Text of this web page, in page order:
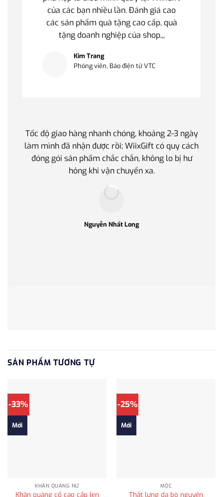
của các bạn nhiều lần. Đánh giá cao
các sản phẩm quà tặng cao cấp, quà
tặng doanh nghiệp của shop,,,
Kim Trang
Phóng viên, Báo điện tử VTC
Tốc độ giao hàng nhanh chóng, khoảng 2-3 ngày
làm mình đã nhận được rồi; WiixGift có quy cách
đóng gói sản phẩm chắc chắn, không lo bị hư
hỏng khi vận chuyển xa.
Nguyễn Nhất Long
SẢN PHẨM TƯƠNG TỰ
-33%
Mới
KHĂN QUÀNG NỮ
Khăn quàng cổ cao cấp len
-25%
Mới
MỘC
Thắt lưng da bò nguyên